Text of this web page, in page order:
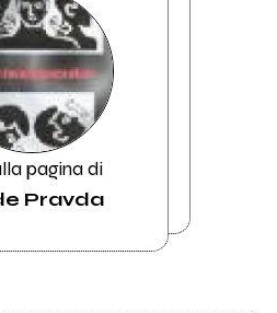
pagina di
Pravda